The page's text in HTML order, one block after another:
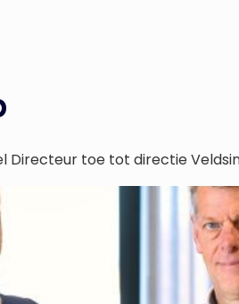
Directeur toe tot directie